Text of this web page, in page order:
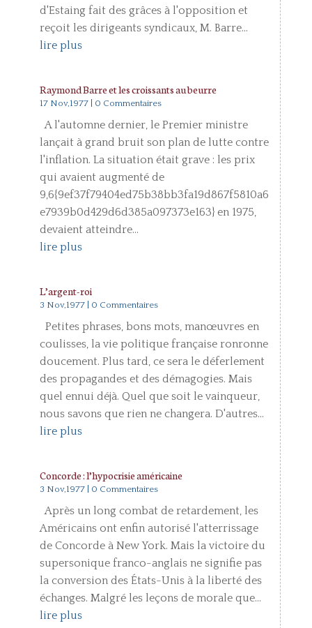
d'Estaing fait des grâces à l'opposition et
reçoit les dirigeants syndicaux, M. Barre...
lire plus
Raymond Barre et les croissants au beurre
17 Nov,1977| 0 Commentaires
A l'automne dernier, le Premier ministre
lançait à grand bruit son plan de lutte contre
l'inflation. La situation était grave : les prix
qui avaient augmenté de
9,6{9ef37f79404ed75b38bb3fa19d867f5810a6
e7939b0d429d6d385a097373e163} en 1975,
devaient atteindre...
lire plus
L’argent-roi
3 Nov,1977| 0 Commentaires
Petites phrases, bons mots, manœuvres en
coulisses, la vie politique française ronronne
doucement. Plus tard, ce sera le déferlement
des propagandes et des démagogies. Mais
quel ennui déjà. Quel que soit le vainqueur,
nous savons que rien ne changera. D'autres...
lire plus
Concorde : l’hypocrisie américaine
3 Nov,1977| 0 Commentaires
Après un long combat de retardement, les
Américains ont enfin autorisé l'atterrissage
de Concorde à New York. Mais la victoire du
supersonique franco-anglais ne signifie pas
la conversion des États-Unis à la liberté des
échanges. Malgré les leçons de morale que...
lire plus